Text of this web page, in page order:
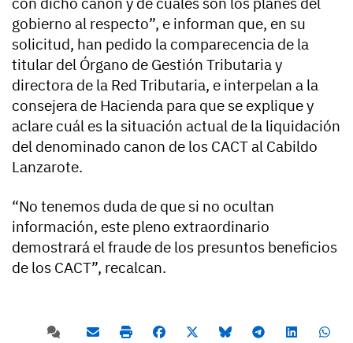
gobierno al respecto”, e informan que, en su
solicitud, han pedido la comparecencia de la
titular del Órgano de Gestión Tributaria y
directora de la Red Tributaria, e interpelan a la
consejera de Hacienda para que se explique y
aclare cuál es la situación actual de la liquidación
del denominado canon de los CACT al Cabildo
Lanzarote.
“No tenemos duda de que si no ocultan
información, este pleno extraordinario
demostrará el fraude de los presuntos beneficios
de los CACT”, recalcan.